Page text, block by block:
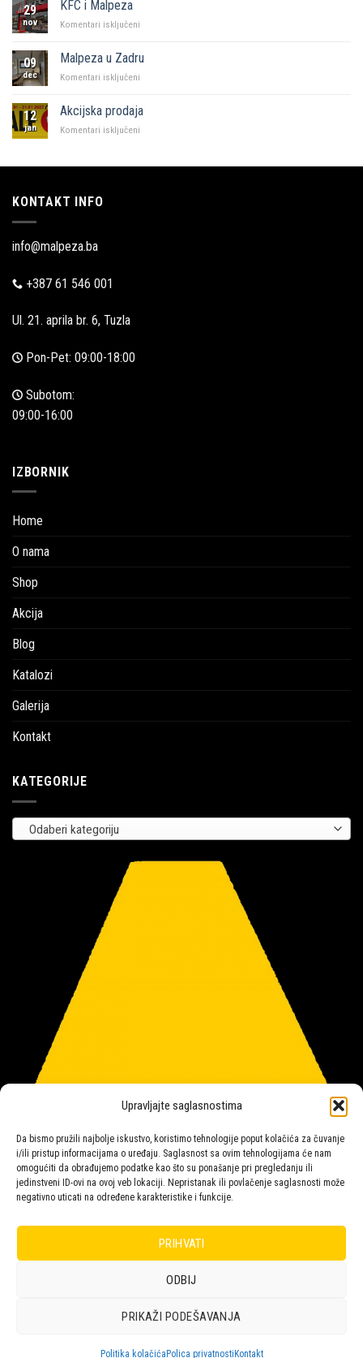
Upravljajte saglasnostima
Da bismo pružili najbolje iskustvo, koristimo tehnologije poput kolačića za čuvanje
i/ili pristup informacijama o uređaju. Saglasnost sa ovim tehnologijama će nam
omogućiti da obrađujemo podatke kao što su ponašanje pri pregledanju ili
jedinstveni ID-ovi na ovoj veb lokaciji. Nepristanak ili povlačenje saglasnosti može
negativno uticati na određene karakteristike i funkcije.
PRIHVATI
ODBIJ
PRIKAŽI PODEŠAVANJA
Politika kolačića Polica privatnosti Kontakt
29
nov
KFC i Malpeza
Komentari isključeni
Malpeza
09
dec
Malpeza u Zadru
Komentari isključeni
Zadru
12
jan
Akcijska prodaja
Komentari isključeni
KONTAKT INFO
info@malpeza.ba
+387 61 546 001
Ul. 21. aprila br. 6, Tuzla
Pon-Pet: 09:00-18:00
Subotom:
09:00-16:00
IZBORNIK
Home
O nama
Shop
Akcija
Blog
Katalozi
Galerija
Kontakt
KATEGORIJE
Odaberi kategoriju